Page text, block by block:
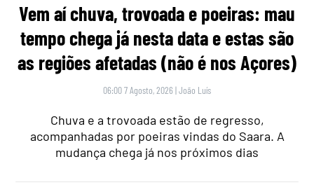
Vem aí chuva, trovoada e poeiras: mau
tempo chega já nesta data e estas são
as regiões afetadas (não é nos Açores)
06:00 7 Agosto, 2026 |João Luís
Chuva e a trovoada estão de regresso,
acompanhadas por poeiras vindas do Saara. A
mudança chega já nos próximos dias